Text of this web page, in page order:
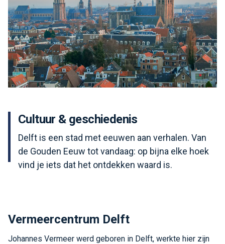
Cultuur & geschiedenis
Delft is een stad met eeuwen aan verhalen. Van
de Gouden Eeuw tot vandaag: op bijna elke hoek
vind je iets dat het ontdekken waard is.
Vermeercentrum Delft
Johannes Vermeer werd geboren in Delft, werkte hier zijn